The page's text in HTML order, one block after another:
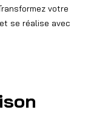
votre
se réalise avec